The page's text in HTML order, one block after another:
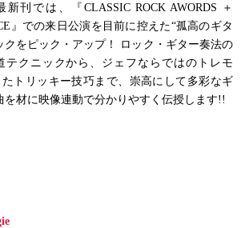
刊では、『CLASSIC ROCK AWORDS ＋
』での来日公演を目前に控えた“孤高のギタ
クをピック・アップ！ ロック・ギター奏法の
テクニックから、ジェフならではのトレモ
トリッキー技巧まで、崇高にして多彩なギ
を材に映像連動で分かりやすく伝授します!!